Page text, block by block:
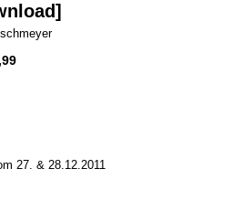
27. & 28.12.2011